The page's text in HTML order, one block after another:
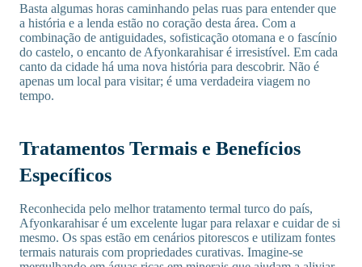
Basta algumas horas caminhando pelas ruas para entender que
a história e a lenda estão no coração desta área. Com a
combinação de antiguidades, sofisticação otomana e o fascínio
do castelo, o encanto de Afyonkarahisar é irresistível. Em cada
canto da cidade há uma nova história para descobrir. Não é
apenas um local para visitar; é uma verdadeira viagem no
tempo.
Tratamentos Termais e Benefícios
Específicos
Reconhecida pelo melhor tratamento termal turco do país,
Afyonkarahisar é um excelente lugar para relaxar e cuidar de si
mesmo. Os spas estão em cenários pitorescos e utilizam fontes
termais naturais com propriedades curativas. Imagine-se